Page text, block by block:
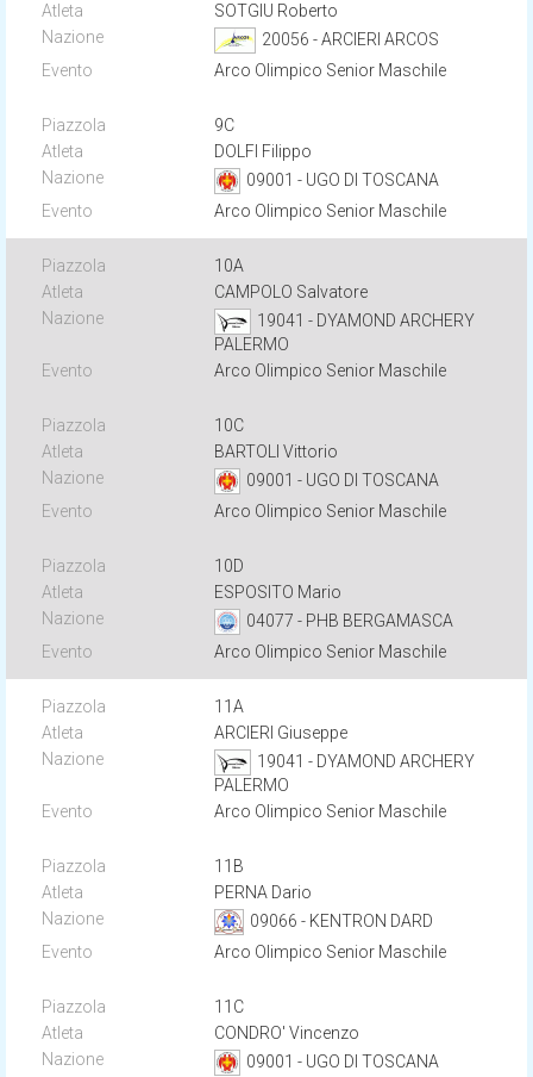
SOTGIU Roberto
20056 - ARCIERI ARCOS
Arco Olimpico Senior Maschile
9C
DOLFI Filippo
09001 - UGO DI TOSCANA
Arco Olimpico Senior Maschile
10A
CAMPOLO Salvatore
19041 - DYAMOND ARCHERY
PALERMO
Arco Olimpico Senior Maschile
10C
BARTOLI Vittorio
09001 - UGO DI TOSCANA
Arco Olimpico Senior Maschile
10D
ESPOSITO Mario
04077 - PHB BERGAMASCA
Arco Olimpico Senior Maschile
11A
ARCIERI Giuseppe
19041 - DYAMOND ARCHERY
PALERMO
Arco Olimpico Senior Maschile
11B
PERNA Dario
09066 - KENTRON DARD
Arco Olimpico Senior Maschile
11C
CONDRO' Vincenzo
09001 - UGO DI TOSCANA